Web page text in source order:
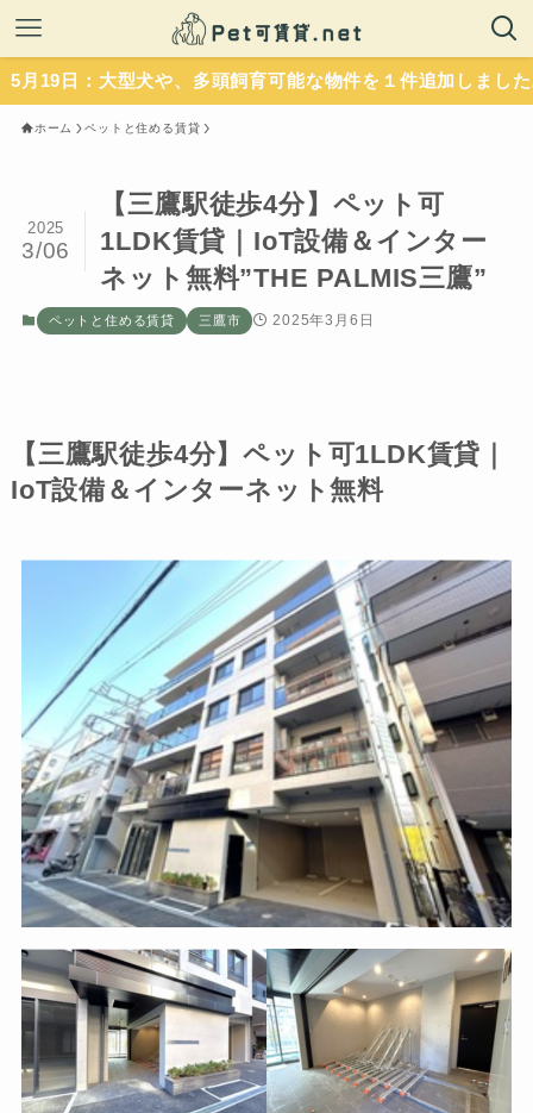
型犬や、多頭飼育可能な物件を１件追加しました。いずれ
ホーム ペットと住める賃貸
【三鷹駅徒歩4分】ペット可
1LDK賃貸｜IoT設備＆インター
ネット無料”THE PALMIS三鷹”
2025
3/06
ペットと住める賃貸 三鷹市 2025年3月6日
【三鷹駅徒歩4分】ペット可1LDK賃貸｜
IoT設備＆インターネット無料